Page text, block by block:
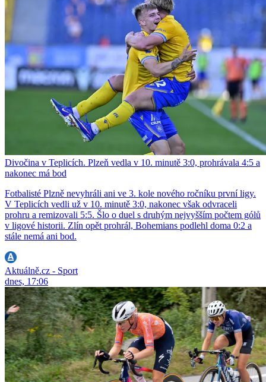
Divočina v Teplicích. Plzeň vedla v 10. minutě 3:0, prohrávala 4:5 a
nakonec má bod
Fotbalisté Plzně nevyhráli ani ve 3. kole nového ročníku první ligy.
V Teplicích vedli už v 10. minutě 3:0, nakonec však odvraceli
prohru a remizovali 5:5. Šlo o duel s druhým nejvyšším počtem gólů
v ligové historii. Zlín opět prohrál, Bohemians podlehl doma 0:2 a
stále nemá ani bod.
Aktuálně.cz - Sport
dnes, 17:06